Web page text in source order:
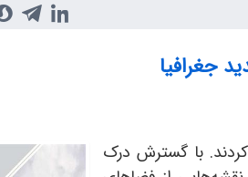
جغرافیا
با گسترش درک